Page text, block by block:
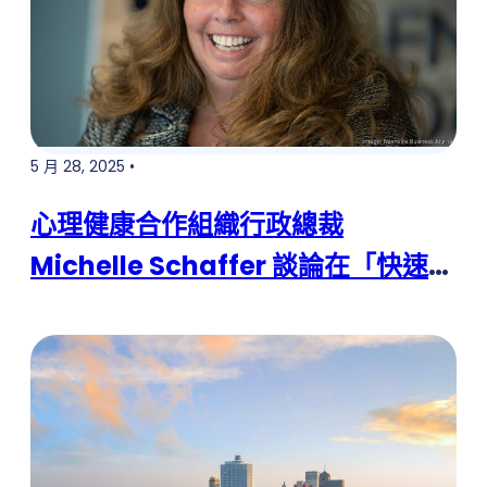
5 月 28, 2025 •
心理健康合作組織行政總裁
Michelle Schaffer 談論在「快速且